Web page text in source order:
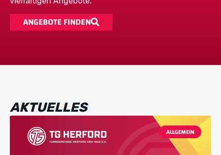
ANGEBOTE FINDEN
AKTUELLES
ALLGEMEIN